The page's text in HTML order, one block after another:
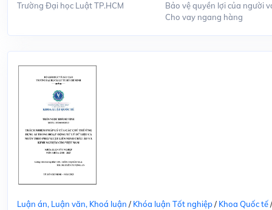
Trường Đại học Luật TP.HCM
Bảo vệ quyền lợi của người
Cho vay ngang hàng
Luận án, Luận văn, Khoá luận / Khóa luận Tốt nghiệp/ Khoa Quốc tế/